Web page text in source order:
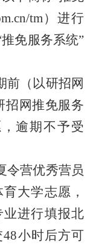
tm）进行
免服务系统”
前（以研招网
招网推免服务
逾期不予受
令营优秀营员
大学志愿，
进行填报北
小时后方可